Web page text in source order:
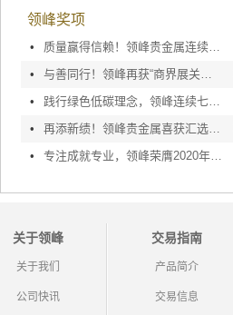
领峰奖项
•
•
•
•
•
关于领峰
关于我们
公司快讯
交易指南
产品简介
交易信息